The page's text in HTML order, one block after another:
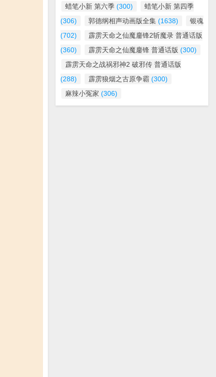
蜡笔小新 第六季 (300)
蜡笔小新 第四季
(306)
郭德纲相声动画版全集 (1638)
银魂
(702)
霹雳天命之仙魔鏖锋2斩魔录 普通话版
(360)
霹雳天命之仙魔鏖锋 普通话版 (300)
霹雳天命之战祸邪神2 破邪传 普通话版
(288)
霹雳狼烟之古原争霸 (300)
麻辣小冤家 (306)